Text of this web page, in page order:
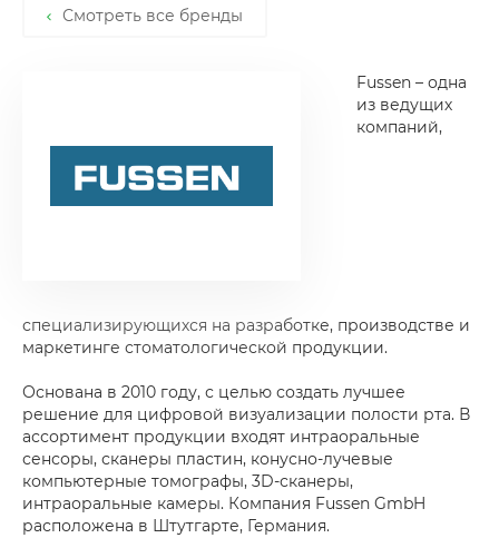
Смотреть все бренды
Fussen – одна
из ведущих
компаний,
специализирующихся на разработке, производстве и
маркетинге стоматологической продукции.
Основана в 2010 году, с целью создать лучшее
решение для цифровой визуализации полости рта. В
ассортимент продукции входят интраоральные
сенсоры, сканеры пластин, конусно-лучевые
компьютерные томографы, 3D-сканеры,
интраоральные камеры. Компания Fussen GmbH
расположена в Штутгарте, Германия.